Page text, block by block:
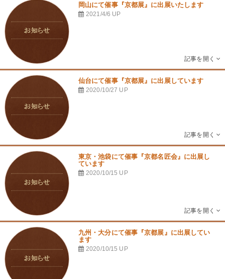
岡山にて催事『京都展』に出展いたします
2021/4/6 UP
仙台にて催事『京都展』に出展しています
2020/10/27 UP
東京・池袋にて催事『京都名匠会』に出展し
ています
2020/10/15 UP
九州・大分にて催事『京都展』に出展してい
ます
2020/10/15 UP